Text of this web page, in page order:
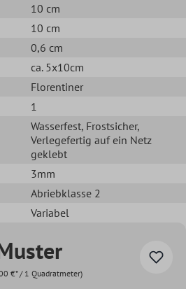
10 cm
10 cm
0,6 cm
ca. 5x10cm
Florentiner
1
Wasserfest, Frostsicher,
Verlegefertig auf ein Netz
geklebt
3mm
Abriebklasse 2
Variabel
€* / 1 Quadratmeter)